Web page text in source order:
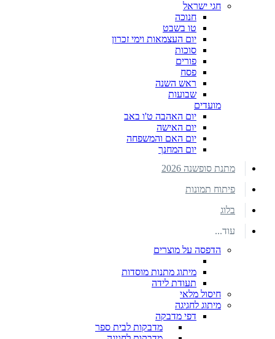
חגי ישראל
חנוכה
טו בשבט
יום העצמאות וימי זכרון
סוכות
פורים
פסח
ראש השנה
שבועות
מועדים
יום האהבה ט'ו באב
יום האישה
יום האם והמשפחה
יום המחנך
מתנת סופשנה 2026
פיתוח תמונות
בלוג
עוד...
הדפסה על מוצרים
מיתוג מתנות מוסדות
תעודת לידה
חיסול מלאי
מיתוג לחגיגה
דפי מדבקה
מדבקות לבית ספר